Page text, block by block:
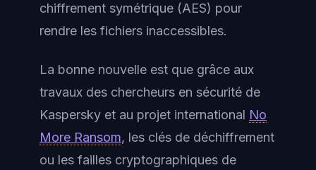
chiffrement symétrique (AES) pour
rendre les fichiers inaccessibles.
La bonne nouvelle est que grâce aux
travaux des chercheurs en sécurité de
Kaspersky et au projet international No
More Ransom, les clés de déchiffrement
ou les failles cryptographiques de